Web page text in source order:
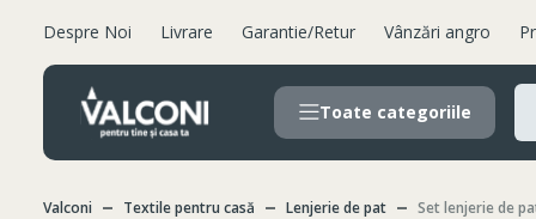
Despre Noi Livrare Garantie/Retur Vânzări angro
Toate categoriile
Valconi Textile pentru casă Lenjerie de pat Set lenjerie de